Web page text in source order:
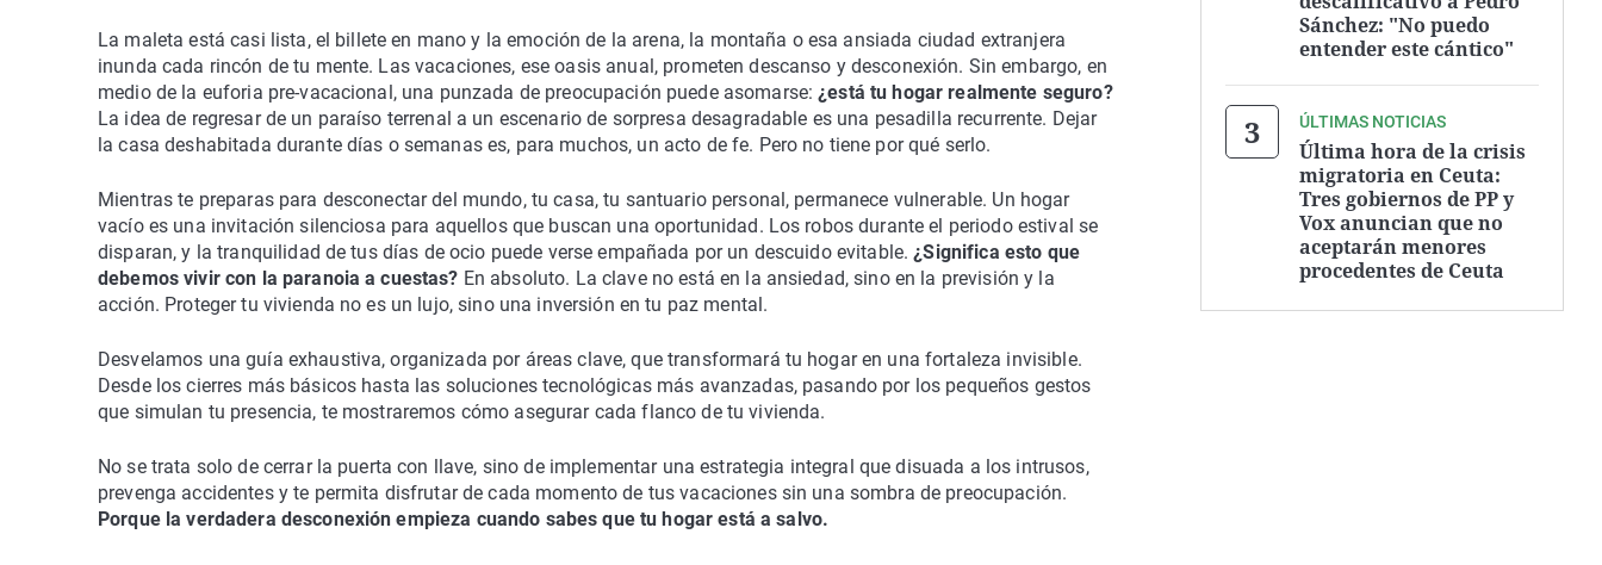
La maleta está casi lista, el billete en mano y la emoción de la arena, la montaña o esa ansiada ciudad extranjera
inunda cada rincón de tu mente. Las vacaciones, ese oasis anual, prometen descanso y desconexión. Sin embargo, en
medio de la euforia pre-vacacional, una punzada de preocupación puede asomarse:¿está tu hogar realmente seguro?
La idea de regresar de un paraíso terrenal a un escenario de sorpresa desagradable es una pesadilla recurrente. Dejar
la casa deshabitada durante días o semanas es, para muchos, un acto de fe. Pero no tiene por qué serlo.
Mientras te preparas para desconectar del mundo, tu casa, tu santuario personal, permanece vulnerable. Un hogar
vacío es una invitación silenciosa para aquellos que buscan una oportunidad. Los robos durante el periodo estival se
disparan, y la tranquilidad de tus días de ocio puede verse empañada por un descuido evitable.¿Significa esto que
debemos vivir con la paranoia a cuestas? En absoluto. La clave no está en la ansiedad, sino en la previsión y la
acción. Proteger tu vivienda no es un lujo, sino una inversión en tu paz mental.
Desvelamos una guía exhaustiva, organizada por áreas clave, que transformará tu hogar en una fortaleza invisible.
Desde los cierres más básicos hasta las soluciones tecnológicas más avanzadas, pasando por los pequeños gestos
que simulan tu presencia, te mostraremos cómo asegurar cada flanco de tu vivienda.
No se trata solo de cerrar la puerta con llave, sino de implementar una estrategia integral que disuada a los intrusos,
prevenga accidentes y te permita disfrutar de cada momento de tus vacaciones sin una sombra de preocupación.
Porque la verdadera desconexión empieza cuando sabes que tu hogar está a salvo.
Sánchez: "No puedo
entender este cántico"
ÚLTIMAS NOTICIAS
Última hora de la crisis
migratoria en Ceuta:
Tres gobiernos de PP y
Vox anuncian que no
aceptarán menores
procedentes de Ceuta